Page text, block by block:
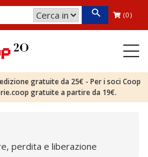
(0)
gratuite da 25€ - Per i soci Coop
gratuite a partire da 19€.
perdita e liberazione